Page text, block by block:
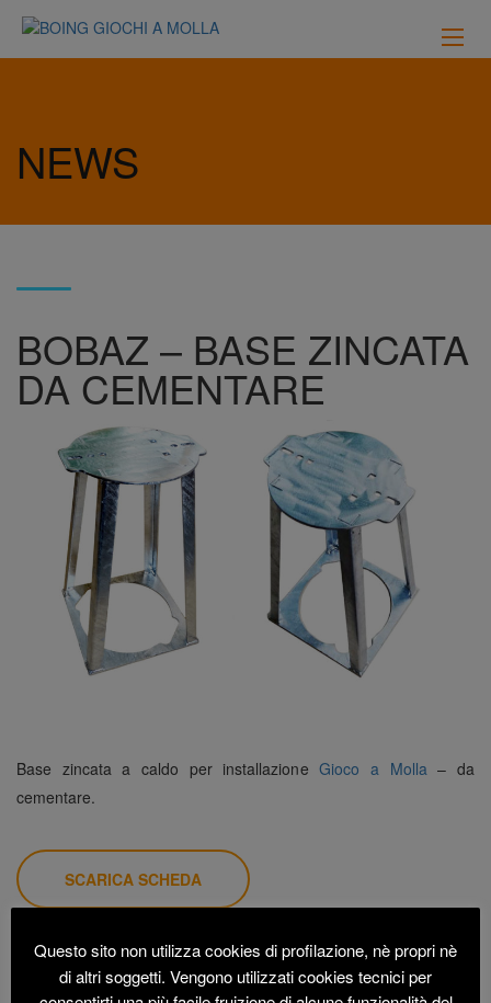
NEWS
BOBAZ – BASE ZINCATA
DA CEMENTARE
Base zincata a caldo per installazioneGioco a Molla– da
cementare.
SCARICA SCHEDA
Questo sito non utilizza cookies di profilazione, nè propri nè
di altri soggetti. Vengono utilizzati cookies tecnici per